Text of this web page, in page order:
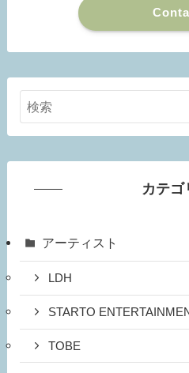
カテゴ
アーティスト
LDH
STARTO
TOBE